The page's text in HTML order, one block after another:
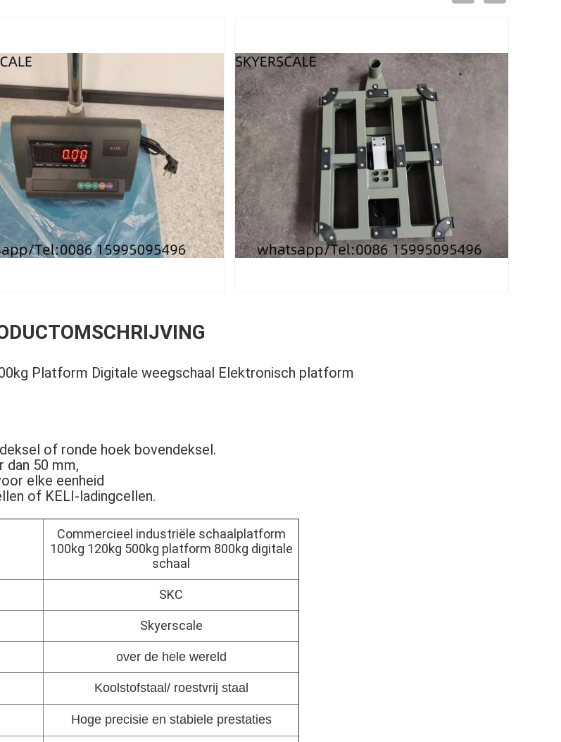
Platform Digitale weegschaal Elektronisch platform
of ronde hoek bovendeksel.
dan 50 mm,
elke eenheid
of KELI-ladingcellen.
Commercieel industriële schaalplatform
100kg 120kg 500kg platform 800kg digitale
schaal
SKC
Skyerscale
over de hele wereld
Koolstofstaal/ roestvrij staal
Hoge precisie en stabiele prestaties